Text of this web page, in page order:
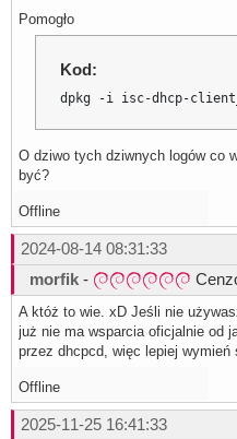
Pomogło
Kod:
dpkg -i isc-dhcp-
O dziwo tych dziwnych logów co
być?
Offline
2024-08-14 08:31:33
morfik -
A któż to wie. xD Jeśli nie
już nie ma wsparcia oficjalnie od
przez dhcpcd, więc lepiej wymień
Offline
2025-11-25 16:41:33